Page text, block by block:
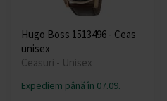
Hugo Boss 1513496 - Ceas
unisex
Ceasuri - Unisex
Expediem până în 07.09.